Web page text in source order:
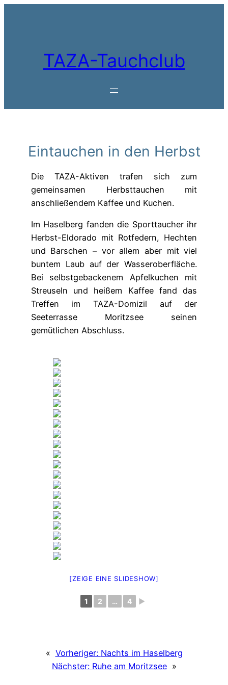
TAZA-Tauchclub
Eintauchen in den Herbst
Die TAZA-Aktiven trafen sich zum
gemeinsamen Herbsttauchen mit
anschließendem Kaffee und Kuchen.
Im Haselberg fanden die Sporttaucher ihr
Herbst-Eldorado mit Rotfedern, Hechten
und Barschen – vor allem aber mit viel
buntem Laub auf der Wasseroberfläche.
Bei selbstgebackenem Apfelkuchen mit
Streuseln und heißem Kaffee fand das
Treffen im TAZA-Domizil auf der
Seeterrasse Moritzsee seinen
gemütlichen Abschluss.
[ZEIGE EINE SLIDESHOW]
1 2 … 4 ►
« Vorheriger: Nachts im Haselberg
Nächster: Ruhe am Moritzsee »